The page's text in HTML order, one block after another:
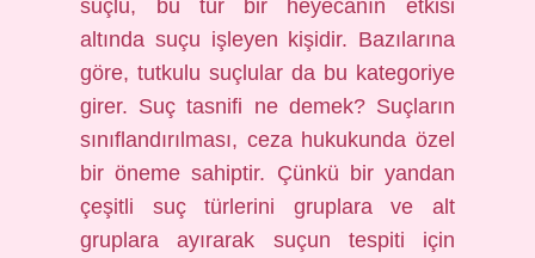
suçlu, bu tür bir heyecanın etkisi
altında suçu işleyen kişidir. Bazılarına
göre, tutkulu suçlular da bu kategoriye
girer. Suç tasnifi ne demek? Suçların
sınıflandırılması, ceza hukukunda özel
bir öneme sahiptir. Çünkü bir yandan
çeşitli suç türlerini gruplara ve alt
gruplara ayırarak suçun tespiti için